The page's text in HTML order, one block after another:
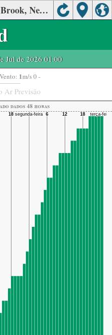
Qualidade do ar em Corner Brook, NewFoundland
Jul de 2026 01:00
1m/s 0 -
Ar Previsão
dados 48 horas